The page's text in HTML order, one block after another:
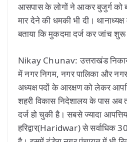
आसपास के लोगों ने आकर बुजुर्ग को
मार देने की धमकी भी दी।
बताया कि मुकदमा दर्ज कर जांच
Nikay Chunav: उत्तराखंड
में नगर निगम, नगर पालिका और
अध्यक्ष पदों के आरक्षण को लेकर
शहरी विकास निदेशालय के पास अब
दर्ज हो चुकी है। सबसे ज्यादा
हरिद्वार(Haridwar) से सर्वाधिक